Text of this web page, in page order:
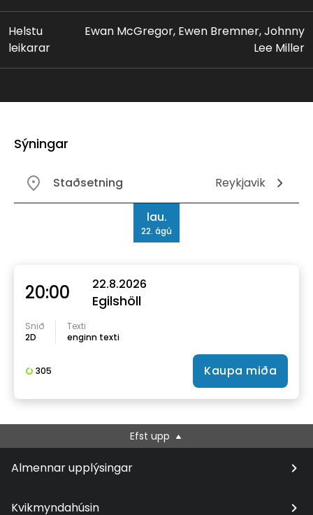
Helstu
leikarar
Ewan McGregor, Ewen Bremner, Johnny
Lee Miller
Sýningar
Dagsetning
lau.
22. ágú
Staðsetning Reykjavik
20:00 22.8.2026
Egilshöll
Snið
2D
Texti
enginn texti
305 Kaupa miða
Efst upp
Almennar upplýsingar
Kvikmyndahúsin